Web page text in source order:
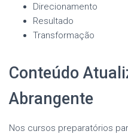
Direcionamento
Resultado
Transformação
Conteúdo
Abrangente
Nos cursos preparatórios